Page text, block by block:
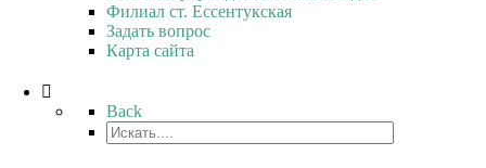
Филиал ст. Ессентукская
Задать вопрос
Карта сайта
Back